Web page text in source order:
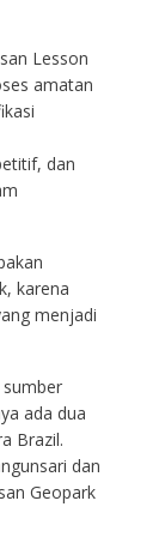
Lesson
amatan
dan
karena
menjadi
ada dua
Brazil.
dan
Geopark